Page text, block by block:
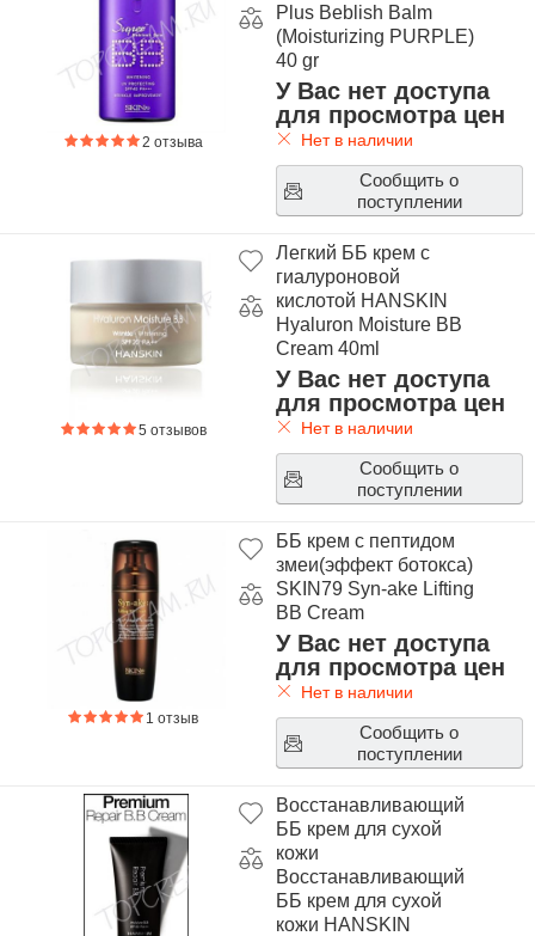
2 отзыва
Plus Beblish Balm
(Moisturizing PURPLE)
40 gr
У Вас нет доступа
для просмотра цен
Нет в наличии
Сообщить о
поступлении
5 отзывов
Легкий ББ крем с
гиалуроновой
кислотой HANSKIN
Hyaluron Moisture BB
Cream 40ml
У Вас нет доступа
для просмотра цен
Нет в наличии
Сообщить о
поступлении
1 отзыв
ББ крем с пептидом
змеи(эффект ботокса)
SKIN79 Syn-ake Lifting
BB Cream
У Вас нет доступа
для просмотра цен
Нет в наличии
Сообщить о
поступлении
Восстанавливающий
ББ крем для сухой
кожи
Восстанавливающий
ББ крем для сухой
кожи HANSKIN